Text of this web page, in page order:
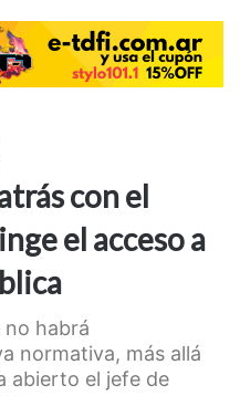
con el
el acceso a
no habrá
normativa, más allá
abierto el jefe de